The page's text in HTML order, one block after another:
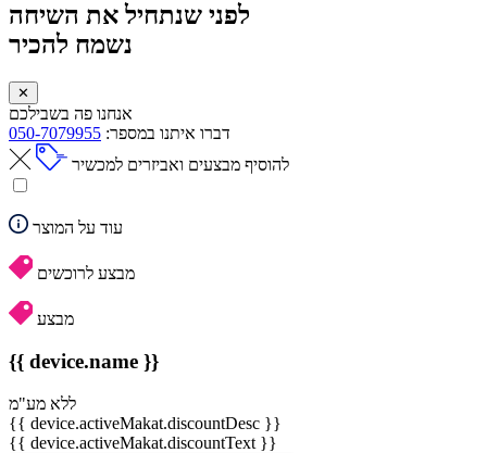
לפני שנתחיל את השיחה
נשמח להכיר
✕
אנחנו פה בשבילכם
דברו איתנו במספר: 050-7079955
להוסיף מבצעים ואביזרים למכשיר
עוד על המוצר
מבצע לרוכשים
מבצע
{{ device.name }}
ללא מע"מ
{{ device.activeMakat.discountDesc }}
{{ device.activeMakat.discountText }}